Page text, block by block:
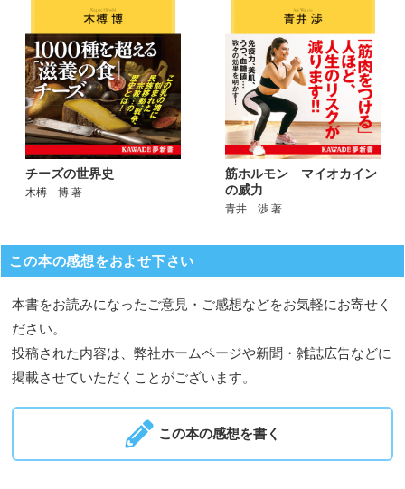
チーズの世界史
木榑 博 著
筋ホルモン マイオカイン
の威力
青井 渉 著
この本の感想をおよせ下さい
本書をお読みになったご意見・ご感想などをお気軽にお寄せく
ださい。
投稿された内容は、弊社ホームページや新聞・雑誌広告などに
掲載させていただくことがございます。
この本の感想を書く